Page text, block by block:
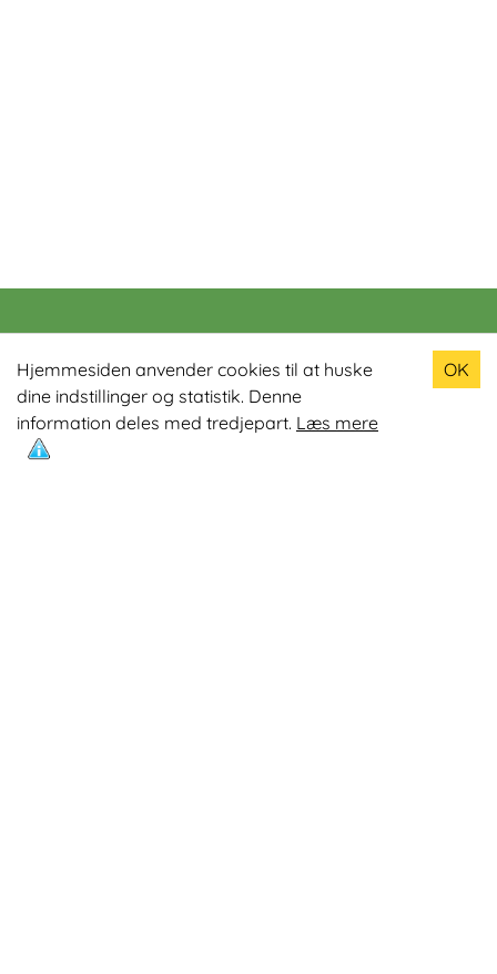
Hjemmesiden anvender cookies til at huske
dine indstillinger og statistik. Denne
information deles med tredjepart. Læs mere
OK
Populære produkter
Odin R900 Romaskine
Odin S900 Spinningcykel